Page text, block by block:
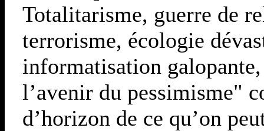
Totalitarisme, guerre de
terrorisme, écologie
informatisation
l’avenir du pessimisme"
d’horizon de ce qu’on